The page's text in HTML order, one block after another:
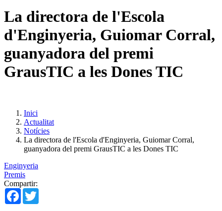
La directora de l'Escola
d'Enginyeria, Guiomar Corral,
guanyadora del premi
GrausTIC a les Dones TIC
Inici
Actualitat
Notícies
La directora de l'Escola d'Enginyeria, Guiomar Corral,
guanyadora del premi GrausTIC a les Dones TIC
Enginyeria
Premis
Compartir:
Facebook